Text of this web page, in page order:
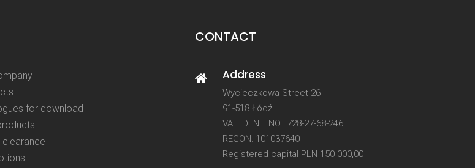
for download
CONTACT
Address
Wycieczkowa Street 26
91-518 Łódź
VAT IDENT. NO.: 728-27-68-246
REGON: 101037640
Registered capital PLN 150 000,00